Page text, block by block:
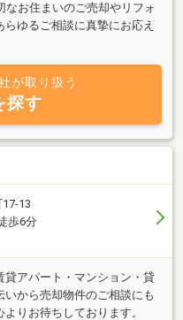
なお住まいのご売却やリフォ
ゆるご相談に真摯にお応え
が取り扱う
探す
13
歩6分
貸アパート・マンション・貸
から売却物件のご相談にも
りお待ちしております。